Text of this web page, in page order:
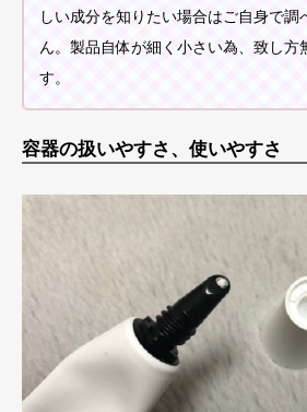
しい成分を知りたい場合はご自身で調
ん。製品自体が細く小さい為、致し方
す。
容器の扱いやすさ、使いやすさ